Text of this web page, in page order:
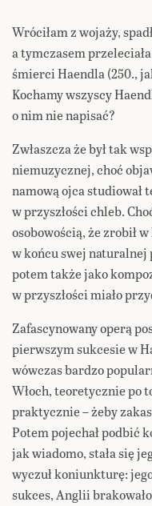
Wróciłam z wojaży,
a tymczasem
śmierci Haendla (250.,
Kochamy wszyscy
o nim nie napisać?
Zwłaszcza że był tak
niemuzycznej, choć
namową ojca studiował
w przyszłości chleb.
osobowością, że zrobił
w końcu swej
potem także jako
w przyszłości miało
Zafascynowany operą
pierwszym sukcesie w
wówczas bardzo
Włoch, teoretycznie po
praktycznie – żeby
Potem pojechał podbić
jak wiadomo, stała się
wyczuł koniunkturę:
sukces, Anglii